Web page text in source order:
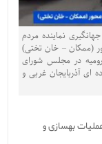
نماینده مردم
(ممکان – خان تختی)
در مجلس شورای
ای آذربایجان غربی و
بهسازی و